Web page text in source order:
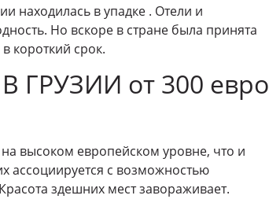
находилась в упадке . Отели и
Но вскоре в стране была принята
короткий срок.
ГРУЗИИ от 300 евро
на высоком европейском уровне, что и
ассоциируется с возможностью
здешних мест завораживает.